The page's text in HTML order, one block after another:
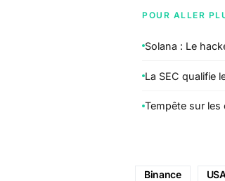
POUR ALLER
Solana : Le
La SEC qualifie
Tempête sur les
Binance